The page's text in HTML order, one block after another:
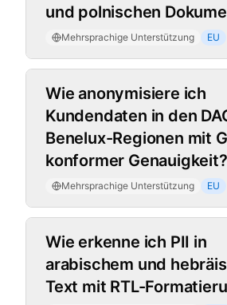
und polnischen
Mehrsprachige Unterstützung EU
Wie anonymisiere ich
Kundendaten in den
Benelux-Regionen mit
konformer Genauigkeit?
Mehrsprachige Unterstützung EU
Wie erkenne ich PII in
arabischem und
Text mit RTL-